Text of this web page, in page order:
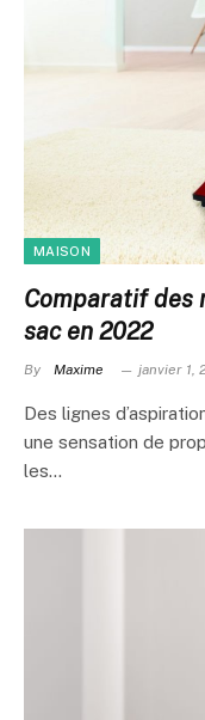
MAISON
Comparatif des
sac en 2022
By Maxime janvier 1,
Des lignes
une sensation de
les…